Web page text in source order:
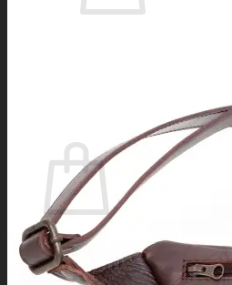
Es befinden sich keine
Zurück zum Shop